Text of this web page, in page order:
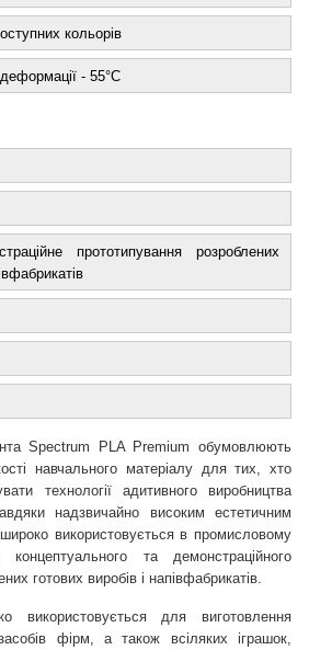
кольорів
- 55°C
прототипування розроблених
Spectrum PLA Premium обумовлюють
навчального матеріалу для тих, хто
технології адитивного виробництва
надзвичайно високим естетичним
використовується в промисловому
та демонстраційного
готових виробів і напівфабрикатів.
використовується для виготовлення
фірм, а також всіляких іграшок,